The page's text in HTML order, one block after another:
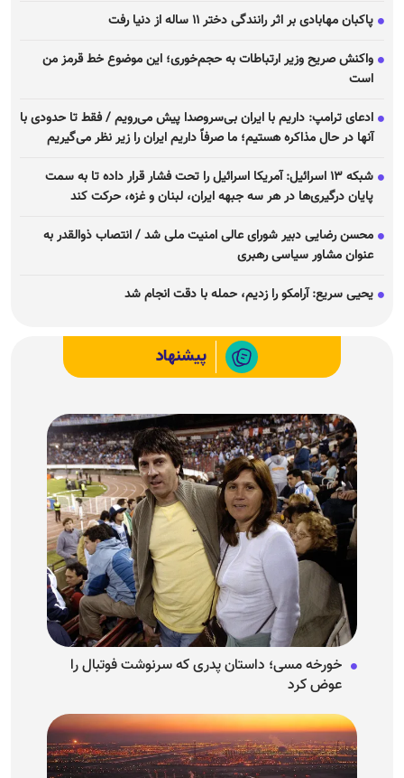
پاکبان مهابادی بر اثر رانندگی دختر ۱۱ ساله از دنیا رفت
واکنش صریح وزیر ارتباطات به حجم‌خوری؛ این موضوع خط قرمز من
است
ادعای ترامپ: داریم با ایران بی‌سروصدا پیش می‌رویم / فقط تا حدودی با
آنها در حال مذاکره هستیم؛ ما صرفاً داریم ایران را زیر نظر می‌گیریم
شبکه ۱۳ اسرائیل: آمریکا اسرائیل را تحت فشار قرار داده تا به سمت
پایان درگیری‌ها در هر سه جبهه ایران، لبنان و غزه، حرکت کند
محسن رضایی دبیر شورای عالی امنیت ملی شد / انتصاب ذوالقدر به
عنوان مشاور سیاسی رهبری
یحیی سریع: آرامکو را زدیم، حمله با دقت انجام شد
پیشنهاد
خورخه مسی؛ داستان پدری که سرنوشت فوتبال را
عوض کرد